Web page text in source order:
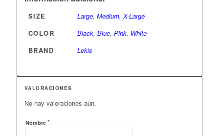
SIZE Large, Medium, X-Large
COLOR
Black, Blue, Pink, White
BRAND
Lekis
VALORACIONES
No hay valoraciones aún.
Nombre *